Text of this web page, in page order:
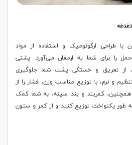
طراحی ارگونومیک و استفاده از مواد
را برای شما به ارمغان می‌آورد. پشتی
از تعریق و خستگی پشت شما جلوگیری
و نرم، با توزیع مناسب وزن، فشار را از
کمربند و بند سینه، به شما کمک
طور یکنواخت توزیع کنید و از کمر و ستون